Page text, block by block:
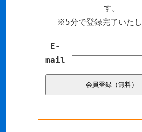
す。
※5分で登録完了いた
E-
mail